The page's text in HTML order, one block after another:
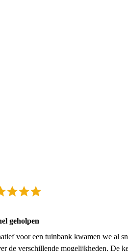
geholpen
voor een tuinbank kwamen we al
de verschillende mogelijkheden. De